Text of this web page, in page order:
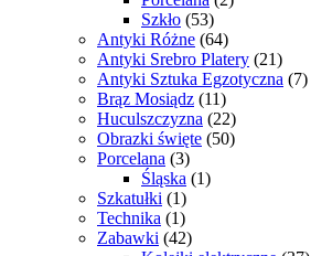
Szkło (53)
Antyki Różne (64)
Antyki Srebro Platery (21)
Antyki Sztuka Egzotyczna (7)
Brąz Mosiądz (11)
Huculszczyzna (22)
Obrazki święte (50)
Porcelana (3)
Śląska (1)
Szkatułki (1)
Technika (1)
Zabawki (42)